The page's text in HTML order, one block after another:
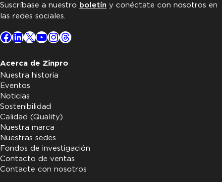
Suscríbase a nuestro boletín y conéctate con nosotros en
las redes sociales.
Facebook
LinkedIn
X YouTube
Instagram
Threads
Acerca de Zinpro
Nuestra historia
Eventos
Noticias
Sostenibilidad
Calidad (Quality)
Nuestra marca
Nuestras sedes
Fondos de investigación
Contacto de ventas
Contacte con nosotros